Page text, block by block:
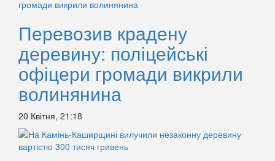
Перевозив крадену
деревину: поліцейські
офіцери громади викрили
волинянина
20 Квітня, 21:18